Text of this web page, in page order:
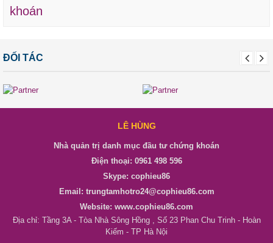
khoán
ĐỐI TÁC
LÊ HÙNG
Nhà quản trị danh mục đầu tư chứng khoán
Điện thoại: 0961 498 596
Skype: cophieu86
Email: trungtamhotro24@cophieu86.com
Website: www.cophieu86.com
Địa chỉ: Tầng 3A - Tòa Nhà Sông Hồng , Số 23 Phan Chu Trinh - Hoàn
Kiếm - TP Hà Nội